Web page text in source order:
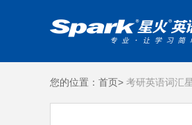
您的位置： 首页> 考研英语词汇